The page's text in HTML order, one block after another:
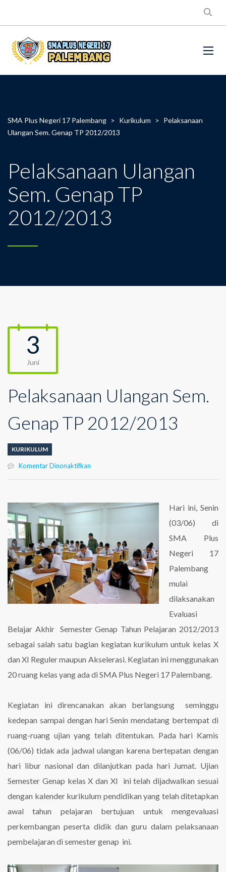
SMA Plus Negeri 17 Palembang > Kurikulum > Pelaksanaan
Ulangan Sem. Genap TP 2012/2013
Pelaksanaan Ulangan
Sem. Genap TP
2012/2013
3
Juni
Pelaksanaan Ulangan Sem.
Genap TP 2012/2013
KURIKULUM
Komentar Dinonaktifkan
Genap
Hari ini, Senin
(03/06) di
SMA Plus
Negeri 17
Palembang
mulai
dilaksanakan
Evaluasi
Belajar Akhir Semester Genap Tahun Pelajaran 2012/2013
sebagai salah satu bagian kegiatan kurikulum untuk kelas X
dan XI Reguler maupun Akselerasi. Kegiatan ini menggunakan
20 ruang kelas yang ada di SMA Plus Negeri 17 Palembang.
Kegiatan ini direncanakan akan berlangsung seminggu
kedepan sampai dengan hari Senin mendatang bertempat di
ruang-ruang ujian yang telah ditentukan. Pada hari Kamis
(06/06) tidak ada jadwal ulangan karena bertepatan dengan
hari libur nasional dan dilanjutkan pada hari Jumat. Ujian
Semester Genap kelas X dan XI ini telah dijadwalkan sesuai
dengan kalender kurikulum pendidikan yang telah ditetapkan
awal tahun pelajaran bertujuan untuk mengevaluasi
perkembangan peserta didik dan guru dalam pelaksanaan
pembelajaran di semester genap ini.